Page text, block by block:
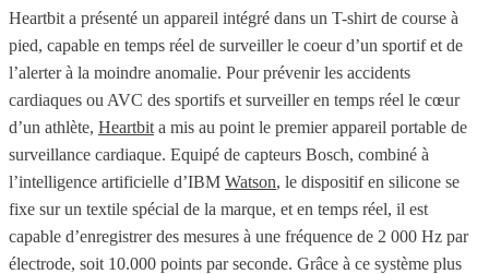
Heartbit a présenté un appareil intégré dans un T-shirt de course à
pied, capable en temps réel de surveiller le coeur d’un sportif et de
l’alerter à la moindre anomalie. Pour prévenir les accidents
cardiaques ou AVC des sportifs et surveiller en temps réel le cœur
d’un athlète, Heartbit a mis au point le premier appareil portable de
surveillance cardiaque. Equipé de capteurs Bosch, combiné à
l’intelligence artificielle d’IBM Watson, le dispositif en silicone se
fixe sur un textile spécial de la marque, et en temps réel, il est
capable d’enregistrer des mesures à une fréquence de 2 000 Hz par
électrode, soit 10.000 points par seconde. Grâce à ce système plus